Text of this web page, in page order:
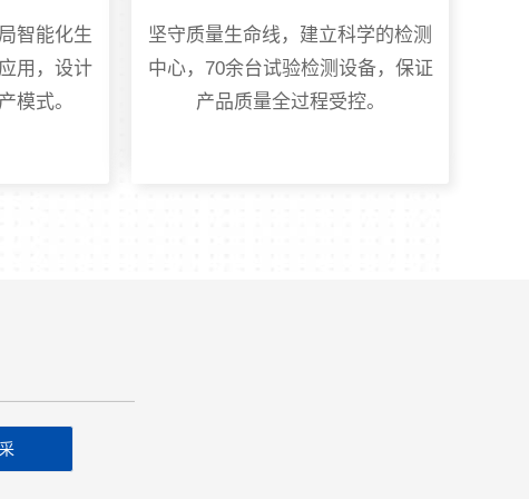
智能化生
用，设计
模式。
坚守质量生命线，建立科学的检测
中心，70余台试验检测设备，保证
产品质量全过程受控。